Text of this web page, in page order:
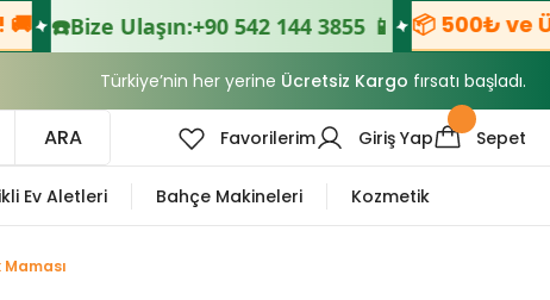
Bize Ulaşın:+90 542 144 3855 📱 📦 500₺ ve Üzeri
Türkiye’nin her yerine Ücretsiz Kargo fırsatı başladı.
ARA Favorilerim Giriş Yap Sepet
Ev Aletleri Bahçe Makineleri Kozmetik